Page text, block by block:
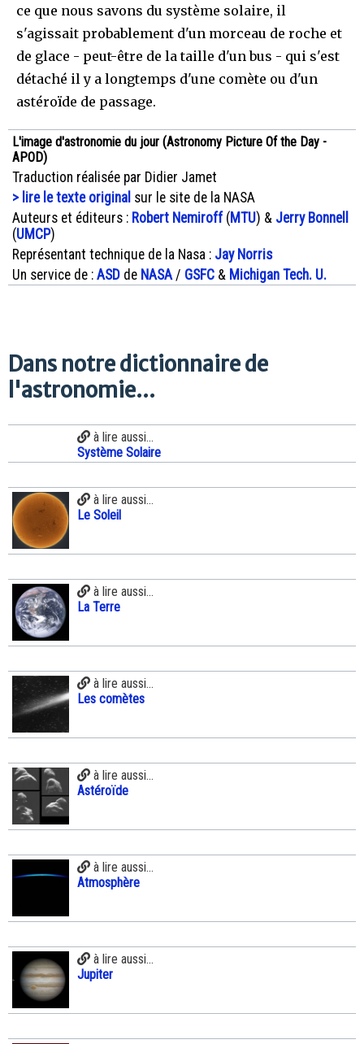
ce que nous savons du système solaire, il
s'agissait probablement d'un morceau de roche et
de glace - peut-être de la taille d'un bus - qui s'est
détaché il y a longtemps d'une comète ou d'un
astéroïde de passage.
L'image d'astronomie du jour (Astronomy Picture Of the Day -
APOD)
Traduction réalisée par Didier Jamet
> lire le texte original sur le site de la NASA
Auteurs et éditeurs : Robert Nemiroff(MTU) & Jerry Bonnell
(UMCP)
Représentant technique de la Nasa : Jay Norris
Un service de : ASD de NASA / GSFC & Michigan Tech. U.
Dans notre dictionnaire de
l'astronomie...
à lire aussi...
Système Solaire
à lire aussi...
Le Soleil
à lire aussi...
La Terre
à lire aussi...
Les comètes
à lire aussi...
Astéroïde
à lire aussi...
Atmosphère
à lire aussi...
Jupiter